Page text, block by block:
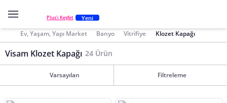
Plus'ı Keşfet Yeni
Ev, Yaşam, Yapı Market Banyo Vitrifiye Klozet Kapağı
Visam Klozet Kapağı 24 Ürün
Varsayılan Filtreleme